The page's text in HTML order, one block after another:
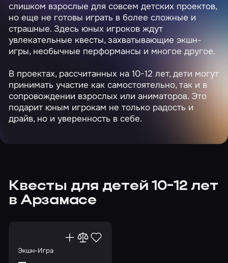
слишком взрослые для совсем детских проектов,
но еще не готовы играть в более сложные и
страшные. Здесь юных игроков ждут
увлекательные квесты, захватывающие экшн-
игры, необычные перформансы и многое другое.
В проектах, рассчитанных на 10-12 лет, дети могут
принимать участие как самостоятельно, так и в
сопровождении взрослых или аниматоров. Это
подарит юным игрокам не только радость и
драйв, но и уверенность в себе.
Квесты для детей 10-12 лет
в Арзамасе
Экшн-Игра